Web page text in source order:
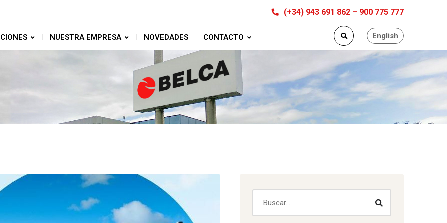
(+34) 943 691 862 – 900 775 777
English
NUESTRA EMPRESA NOVEDADES CONTACTO